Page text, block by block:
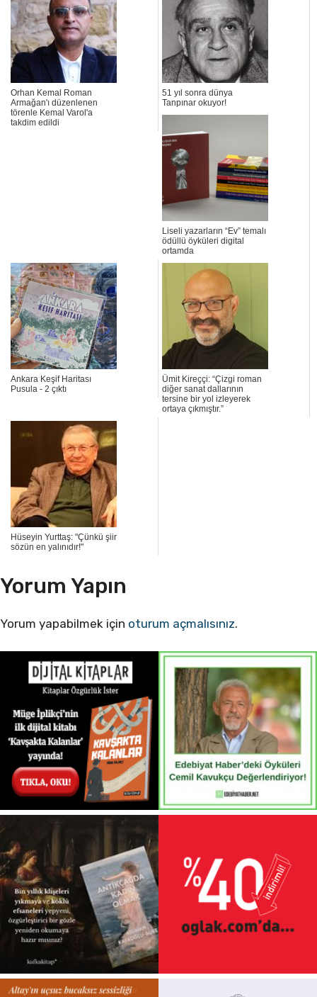
Orhan Kemal Roman
Armağan'ı düzenlenen
törenle Kemal Varol'a
takdim edildi
51 yıl sonra dünya
Tanpınar okuyor!
Liseli yazarların “Ev” temalı
ödüllü öyküleri digital
ortamda
​Ankara Keşif Haritası
Pusula - 2 çıktı
Ümit Kireççi: “Çizgi roman
diğer sanat dallarının
tersine bir yol izleyerek
ortaya çıkmıştır.”
Hüseyin Yurttaş: "Çünkü şiir
sözün en yalınıdır!"
Yorum Yapın
Yorum yapabilmek için oturum açmalısınız.